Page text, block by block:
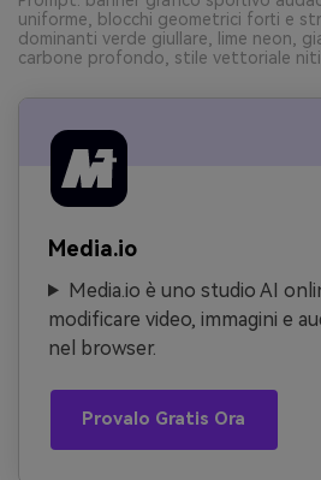
uniforme, blocchi geometrici forti e
dominanti verde giullare, lime neon,
carbone profondo, stile vettoriale
Media.io
Media.io è uno studio AI
modificare video, immagini e
nel browser.
Provalo Gratis Ora